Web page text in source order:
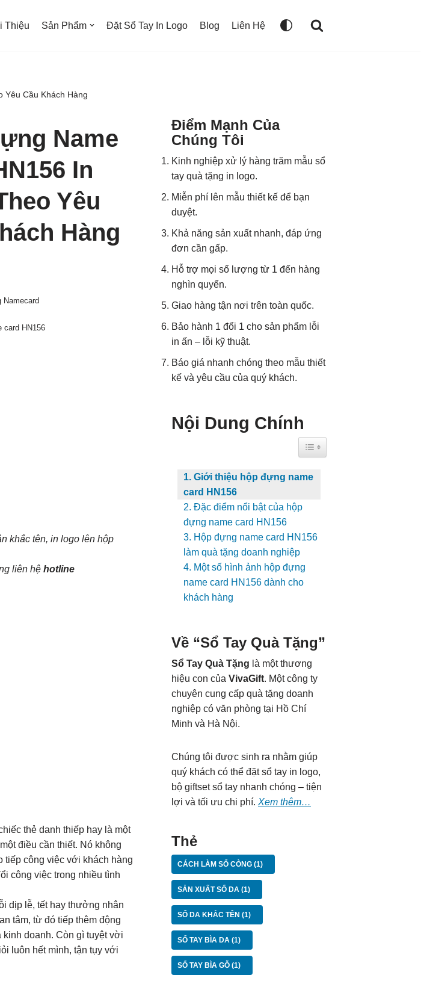
Thiệu Sản Phẩm Đặt Sổ Tay In Logo Blog Liên Hệ
Yêu Cầu Khách Hàng
Name
In
Yêu
Hàng
Namecard
card HN156
khắc tên, in logo lên hộp
liên hệ hotline
thẻ danh thiếp hay là một
điều cần thiết. Nó không
tiếp công việc với khách hàng
công việc trong nhiều tình
dịp lễ, tết hay thưởng nhân
tâm, từ đó tiếp thêm động
kinh doanh. Còn gì tuyệt vời
luôn hết mình, tận tụy với
Điểm Mạnh Của
Chúng Tôi
Kinh nghiệp xử lý hàng trăm mẫu sổ
tay quà tặng in logo.
Miễn phí lên mẫu thiết kế để bạn
duyệt.
Khả năng sản xuất nhanh, đáp ứng
đơn cần gấp.
Hỗ trợ mọi số lượng từ 1 đến hàng
nghìn quyển.
Giao hàng tận nơi trên toàn quốc.
Bảo hành 1 đổi 1 cho sản phẩm lỗi
in ấn – lỗi kỹ thuật.
Báo giá nhanh chóng theo mẫu thiết
kế và yêu cầu của quý khách.
Nội Dung Chính
Toggle Table of Content
1. Giới thiệu hộp đựng name
card HN156
2. Đặc điểm nổi bật của hộp
đựng name card HN156
3. Hộp đựng name card HN156
làm quà tặng doanh nghiệp
4. Một số hình ảnh hộp đựng
name card HN156 dành cho
khách hàng
Về “Sổ Tay Quà Tặng”
Sổ Tay Quà Tặng là một thương
hiệu con của VivaGift. Một công ty
chuyên cung cấp quà tặng doanh
nghiệp có văn phòng tại Hồ Chí
Minh và Hà Nội.
Chúng tôi được sinh ra nhằm giúp
quý khách có thể đặt sổ tay in logo,
bộ giftset sổ tay nhanh chóng – tiện
lợi và tối ưu chi phí. Xem thêm…
Thẻ
CÁCH LÀM SỔ CÒNG (1)
SẢN XUẤT SỔ DA (1)
SỔ DA KHẮC TÊN (1)
SỔ TAY BÌA DA (1)
SỔ TAY BÌA GỖ (1)